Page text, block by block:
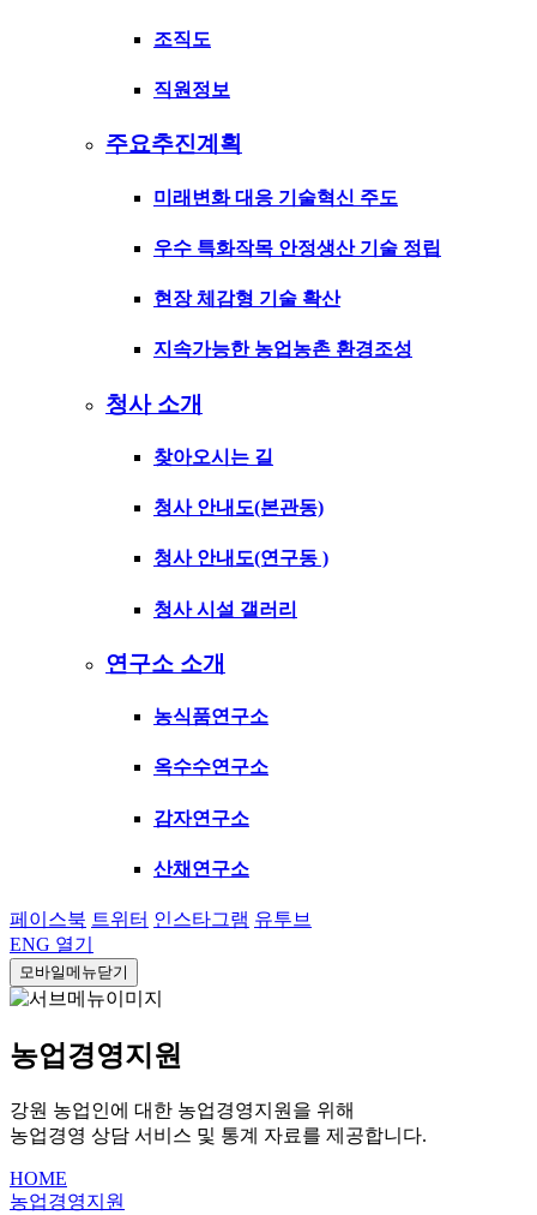
조직도
직원정보
주요추진계획
미래변화 대응 기술혁신 주도
우수 특화작목 안정생산 기술 정립
현장 체감형 기술 확산
지속가능한 농업농촌 환경조성
청사 소개
찾아오시는 길
청사 안내도(본관동)
청사 안내도(연구동 )
청사 시설 갤러리
연구소 소개
농식품연구소
옥수수연구소
감자연구소
산채연구소
페이스북 트위터 인스타그램 유투브
ENG 열기
모바일메뉴닫기
농업경영지원
강원 농업인에 대한 농업경영지원을 위해
농업경영 상담 서비스 및 통계 자료를 제공합니다.
HOME
농업경영지원